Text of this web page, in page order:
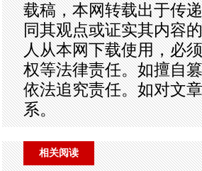
载稿，本网转载出于传
同其观点或证实其内容
人从本网下载使用，必
权等法律责任。如擅自
依法追究责任。如对文
系。
相关阅读